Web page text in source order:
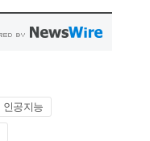
인공지능